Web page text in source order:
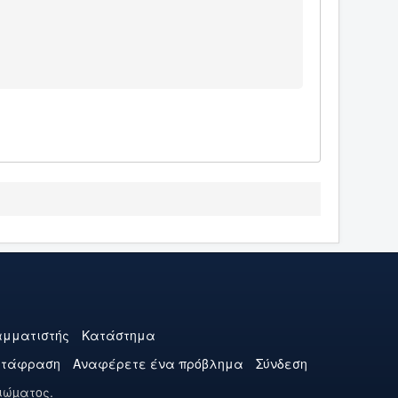
Κατάστημα
Αναφέρετε ένα πρόβλημα
Σύνδεση